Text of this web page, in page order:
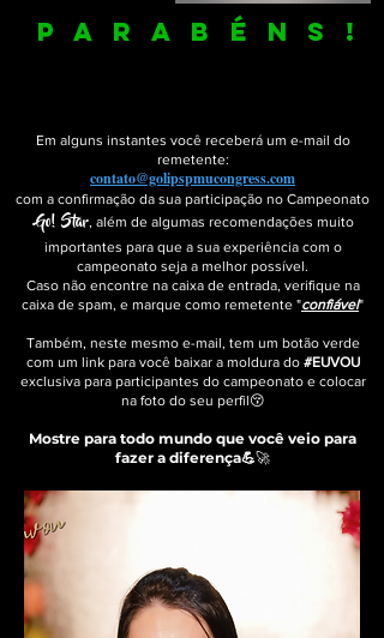
PARABÉNS !
Em alguns instantes você receberá um e-mail do
remetente:
contato@golipspmucongress.com
com a confirmação da sua participação no Campeonato
Go! Star, além de algumas recomendações muito
importantes para que a sua experiência com o
campeonato seja a melhor possível.
Caso não encontre na caixa de entrada, verifique na
caixa de spam, e marque como remetente "confiável"
Também, neste mesmo e-mail, tem um botão verde
com um link para você baixar a moldura do #EUVOU
exclusiva para participantes do campeonatoe colocar
na foto do seu perfil😚
Mostre para todo mundo que você veio para
fazer a diferença💪🚀